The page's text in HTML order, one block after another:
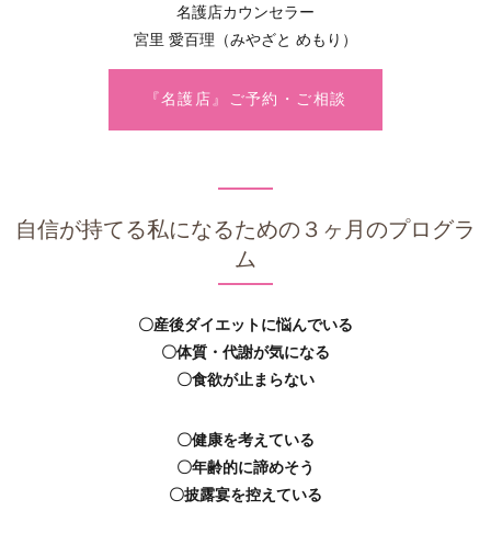
名護店カウンセラー
宮里 愛百理（みやざと めもり）
『名護店』ご予約・ご相談
自信が持てる私になるための３ヶ月のプログラ
ム
〇産後ダイエットに悩んでいる
〇体質・代謝が気になる
〇食欲が止まらない
〇健康を考えている
〇年齢的に諦めそう
〇披露宴を控えている